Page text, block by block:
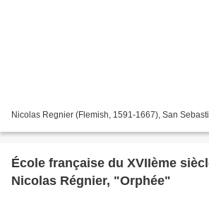
Nicolas Regnier (Flemish, 1591-1667), San
École française du XVIIème
Nicolas Régnier, "Orphée"